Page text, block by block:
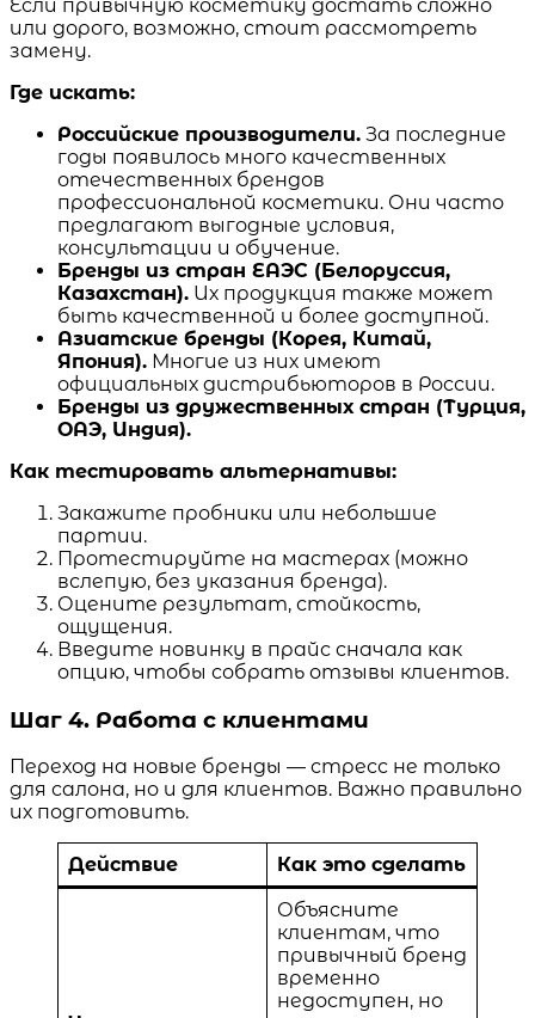
Если привычную косметику достать сложно
или дорого, возможно, стоит рассмотреть
замену.
Где искать:
Российские производители. За последние
годы появилось много качественных
отечественных брендов
профессиональной косметики. Они часто
предлагают выгодные условия,
консультации и обучение.
Бренды из стран ЕАЭС (Белоруссия,
Казахстан). Их продукция также может
быть качественной и более доступной.
Азиатские бренды (Корея, Китай,
Япония). Многие из них имеют
официальных дистрибьюторов в России.
Бренды из дружественных стран (Турция,
ОАЭ, Индия).
Как тестировать альтернативы:
Закажите пробники или небольшие
партии.
Протестируйте на мастерах (можно
вслепую, без указания бренда).
Оцените результат, стойкость,
ощущения.
Введите новинку в прайс сначала как
опцию, чтобы собрать отзывы клиентов.
Шаг 4. Работа с клиентами
Переход на новые бренды — стресс не только
для салона, но и для клиентов. Важно правильно
их подготовить.
Действие Как это сделать
Объясните
клиентам, что
привычный бренд
временно
недоступен, но